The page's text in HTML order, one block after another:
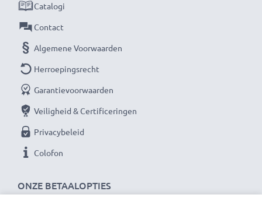
nu met snelle levering en 3 jaar garantie!
ONZE BETAALOPTIES
Catalogi
Contact
Algemene Voorwaarden
Herroepingsrecht
Garantievoorwaarden
Veiligheid & Certificeringen
Privacybeleid
Colofon